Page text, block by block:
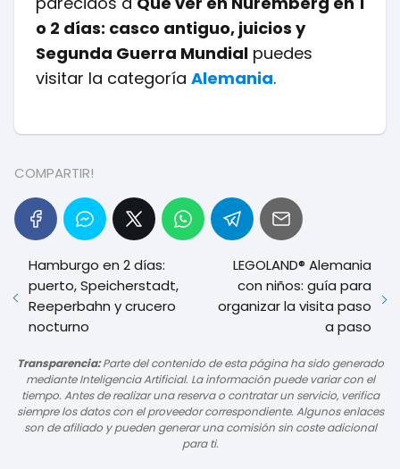
o 2 días: casco antiguo, juicios y
Segunda Guerra Mundial puedes
visitar la categoría Alemania.
COMPARTIR!
Hamburgo en 2 días:
puerto, Speicherstadt,
Reeperbahn y crucero
nocturno
LEGOLAND® Alemania
con niños: guía para
organizar la visita paso
a paso
Transparencia:Parte del contenido de esta página ha sido generado
mediante Inteligencia Artificial. La información puede variar con el
tiempo. Antes de realizar una reserva o contratar un servicio, verifica
siempre los datos con el proveedor correspondiente. Algunos enlaces
son de afiliado y pueden generar una comisión sin coste adicional
para ti.